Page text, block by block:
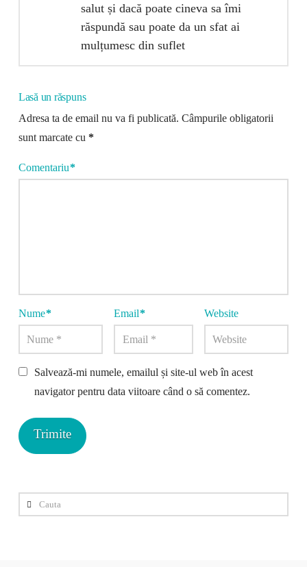
salut și dacă poate cineva sa îmi
răspundă sau poate da un sfat ai
mulțumesc din suflet
Lasă un răspuns
Adresa ta de email nu va fi publicată. Câmpurile obligatorii
sunt marcate cu *
Comentariu*
Nume* Email* Website
Salvează-mi numele, emailul și site-ul web în acest
navigator pentru data viitoare când o să comentez.
Cauta